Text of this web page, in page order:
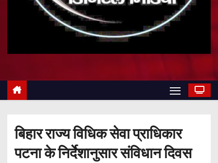
बिहार राज्य विधिक सेवा प्राधिकार
पटना के निर्देशानुसार संविधान दिवस